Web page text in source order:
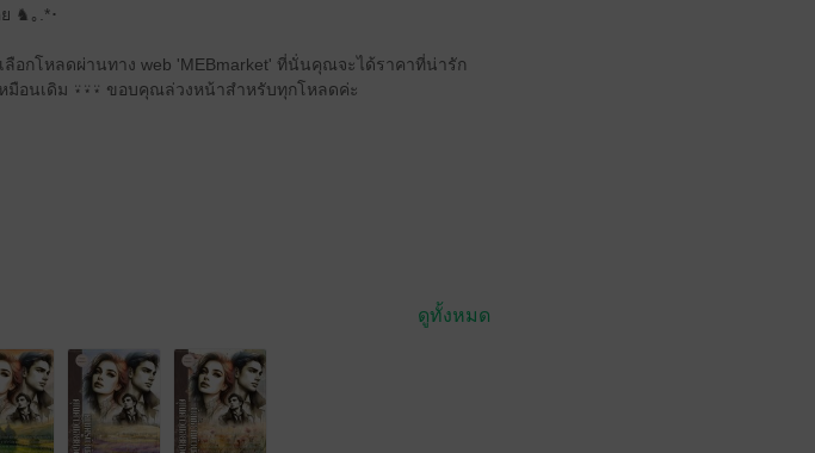
♞｡.*･
อกโหลดผ่านทาง web 'MEBmarket' ที่นั่นคุณจะได้ราคาที่น่ารัก
มือนเดิม ⍣⍣⍣ ขอบคุณล่วงหน้าสำหรับทุกโหลดค่ะ
ดูทั้งหมด